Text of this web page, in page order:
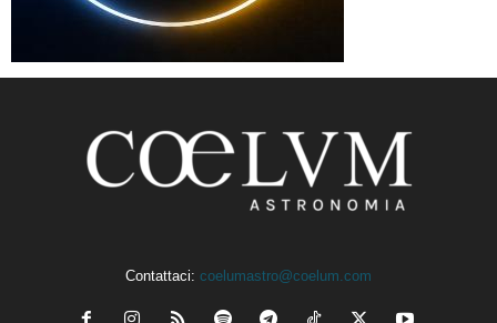
Contattaci: coelumastro@coelum.com